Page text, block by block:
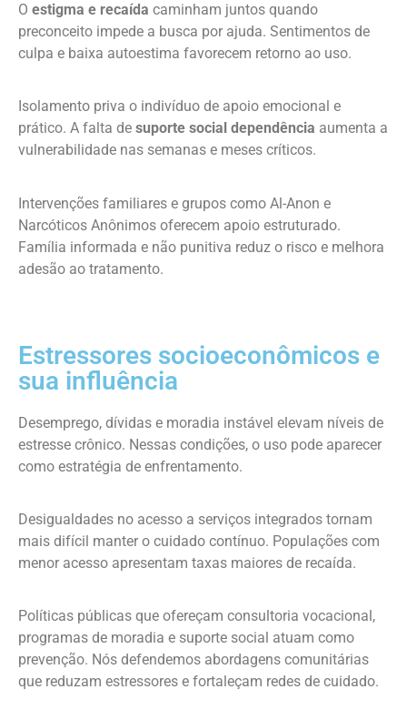
O estigma e recaída caminham juntos quando
preconceito impede a busca por ajuda. Sentimentos de
culpa e baixa autoestima favorecem retorno ao uso.
Isolamento priva o indivíduo de apoio emocional e
prático. A falta de suporte social dependência aumenta a
vulnerabilidade nas semanas e meses críticos.
Intervenções familiares e grupos como Al-Anon e
Narcóticos Anônimos oferecem apoio estruturado.
Família informada e não punitiva reduz o risco e melhora
adesão ao tratamento.
Estressores socioeconômicos e
sua influência
Desemprego, dívidas e moradia instável elevam níveis de
estresse crônico. Nessas condições, o uso pode aparecer
como estratégia de enfrentamento.
Desigualdades no acesso a serviços integrados tornam
mais difícil manter o cuidado contínuo. Populações com
menor acesso apresentam taxas maiores de recaída.
Políticas públicas que ofereçam consultoria vocacional,
programas de moradia e suporte social atuam como
prevenção. Nós defendemos abordagens comunitárias
que reduzam estressores e fortaleçam redes de cuidado.